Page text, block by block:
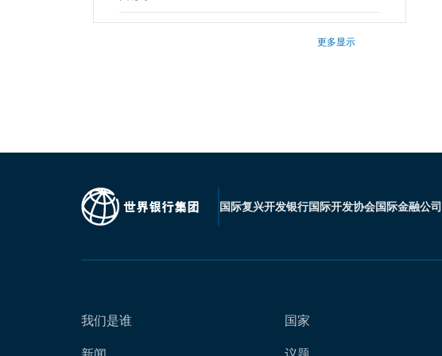
更多显示
国际复兴开发银行国际开发协会国际金融公司
我们是谁
国家